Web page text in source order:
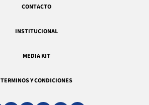
CONTACTO
INSTITUCIONAL
MEDIA KIT
TERMINOS Y CONDICIONES